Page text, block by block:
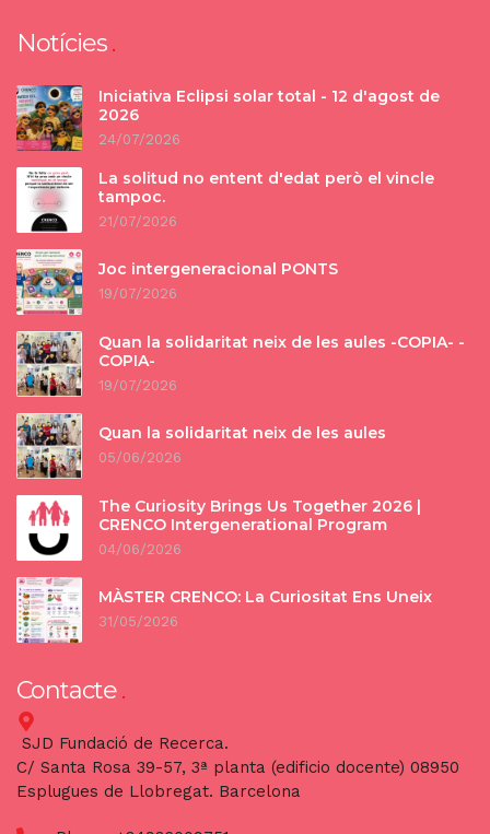
Notícies
Iniciativa Eclipsi solar total - 12 d'agost de
2026
24/07/2026
La solitud no entent d'edat però el vincle
tampoc.
21/07/2026
Joc intergeneracional PONTS
19/07/2026
Quan la solidaritat neix de les aules -COPIA- -
COPIA-
19/07/2026
Quan la solidaritat neix de les aules
05/06/2026
The Curiosity Brings Us Together 2026 |
CRENCO Intergenerational Program
04/06/2026
MÀSTER CRENCO: La Curiositat Ens Uneix
31/05/2026
Contacte
SJD Fundació de Recerca.
C/ Santa Rosa 39-57, 3ª planta (edificio docente) 08950
Esplugues de Llobregat. Barcelona